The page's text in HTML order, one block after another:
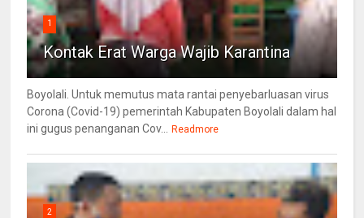
1
Kontak Erat Warga Wajib Karantina
Boyolali. Untuk memutus mata rantai penyebarluasan virus
Corona (Covid-19) pemerintah Kabupaten Boyolali dalam hal
ini gugus penanganan Cov... Readmore
2